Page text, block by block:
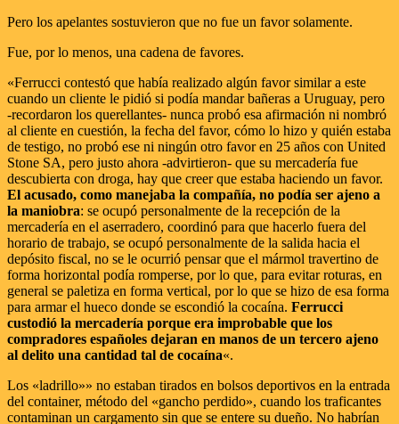
Pero los apelantes sostuvieron que no fue un favor solamente.
Fue, por lo menos, una cadena de favores.
«Ferrucci contestó que había realizado algún favor similar a este
cuando un cliente le pidió si podía mandar bañeras a Uruguay, pero
-recordaron los querellantes- nunca probó esa afirmación ni nombró
al cliente en cuestión, la fecha del favor, cómo lo hizo y quién estaba
de testigo, no probó ese ni ningún otro favor en 25 años con United
Stone SA, pero justo ahora -advirtieron- que su mercadería fue
descubierta con droga, hay que creer que estaba haciendo un favor.
El acusado, como manejaba la compañía, no podía ser ajeno a
la maniobra: se ocupó personalmente de la recepción de la
mercadería en el aserradero, coordinó para que hacerlo fuera del
horario de trabajo, se ocupó personalmente de la salida hacia el
depósito fiscal, no se le ocurrió pensar que el mármol travertino de
forma horizontal podía romperse, por lo que, para evitar roturas, en
general se paletiza en forma vertical, por lo que se hizo de esa forma
para armar el hueco donde se escondió la cocaína. Ferrucci
custodió la mercadería porque era improbable que los
compradores españoles dejaran en manos de un tercero ajeno
al delito una cantidad tal de cocaína«.
Los «ladrillo»» no estaban tirados en bolsos deportivos en la entrada
del container, método del «gancho perdido», cuando los traficantes
contaminan un cargamento sin que se entere su dueño. No habrían